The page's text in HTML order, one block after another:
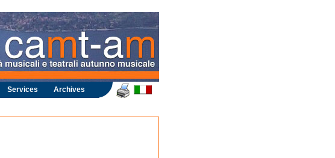
Services Archives